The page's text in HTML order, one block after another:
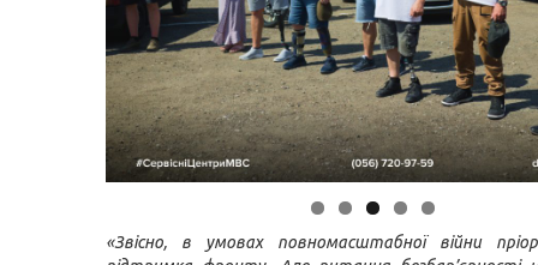
«Звісно, в умовах повномасштабної війни